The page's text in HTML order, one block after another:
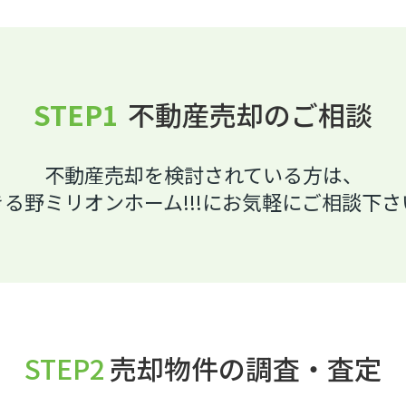
STEP1 不動産売却のご相談
不動産売却を検討されている方は、
野ミリオンホーム!!!にお気軽にご相談下
STEP2売却物件の調査・査定